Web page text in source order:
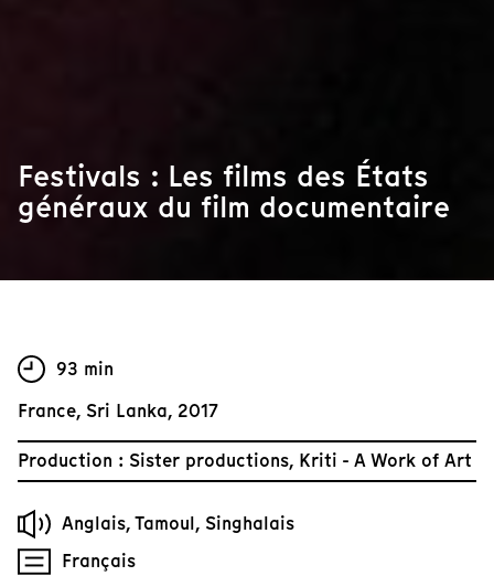
Festivals : Les films des États
généraux du film documentaire
93 min
France, Sri Lanka, 2017
Production : Sister productions, Kriti - A Work of Art
Anglais, Tamoul, Singhalais
Français